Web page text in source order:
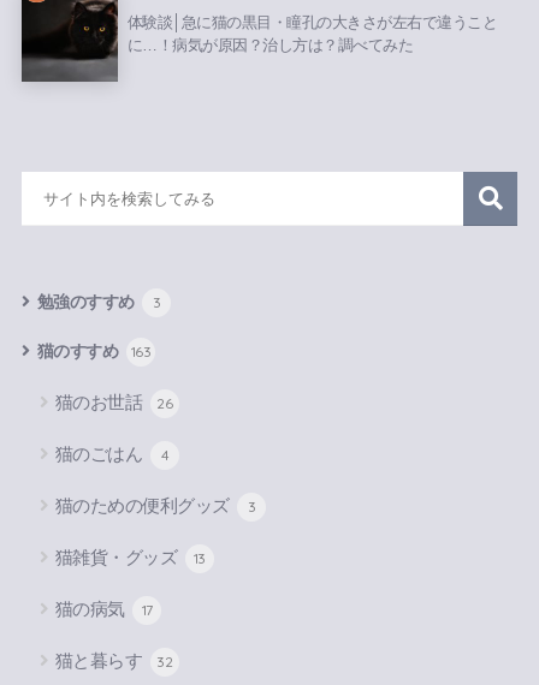
体験談│急に猫の黒目・瞳孔の大きさが左右で違うこと
に…！病気が原因？治し方は？調べてみた
勉強のすすめ 3
猫のすすめ 163
猫のお世話 26
猫のごはん 4
猫のための便利グッズ 3
猫雑貨・グッズ 13
猫の病気 17
猫と暮らす 32